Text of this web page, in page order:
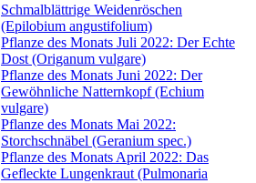
Schmalblättrige Weidenröschen
(Epilobium angustifolium)
Pflanze des Monats Juli 2022: Der Echte
Dost (Origanum vulgare)
Pflanze des Monats Juni 2022: Der
Gewöhnliche Natternkopf (Echium
vulgare)
Pflanze des Monats Mai 2022:
Storchschnäbel (Geranium spec.)
Pflanze des Monats April 2022: Das
Gefleckte Lungenkraut (Pulmonaria